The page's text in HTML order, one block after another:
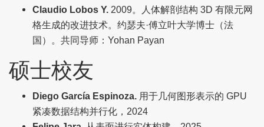
Claudio Lobos Y. 2009。人体解剖结构 3D 有限元网
格生成的改进技术。约瑟夫·傅立叶大学博士（法
国）。共同导师：Yohan Payan
硕士校友
Diego García Espinoza. 用于几何图形表示的 GPU
紧凑数据结构并行化，2024